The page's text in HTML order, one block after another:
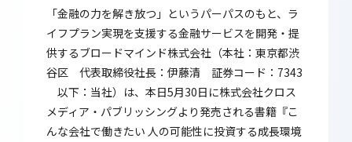
「金融の力を解き放つ」というパーパスのもと、ラ
イフプラン実現を支援する金融サービスを開発・提
供するブロードマインド株式会社（本社：東京都渋
谷区 代表取締役社長：伊藤清 証券コード：7343
以下：当社）は、本日5月30日に株式会社クロス
メディア・パブリッシングより発売される書籍『こ
んな会社で働きたい 人の可能性に投資する成長環境